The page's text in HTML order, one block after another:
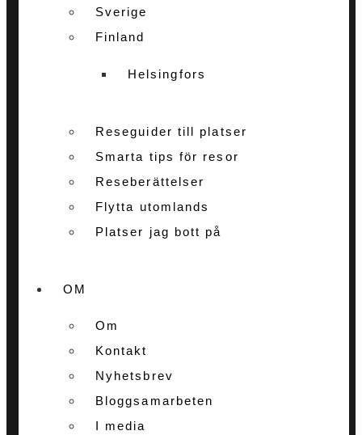
Sverige
Finland
Helsingfors
Reseguider till platser
Smarta tips för resor
Reseberättelser
Flytta utomlands
Platser jag bott på
OM
Om
Kontakt
Nyhetsbrev
Bloggsamarbeten
I media